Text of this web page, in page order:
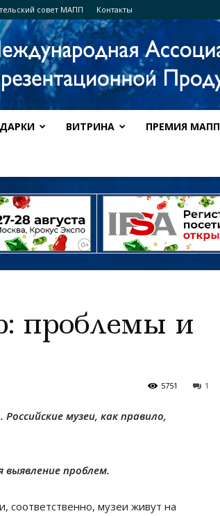
совет МАПП Контакты
ВИТРИНА ПРЕМИЯ МАПП
проблемы и
1
5751
музеи, как правило,
выявление проблем.
соответственно, музеи живут на